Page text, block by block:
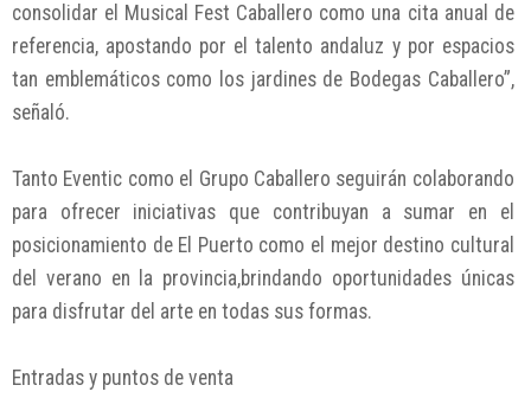
consolidar el Musical Fest Caballero como una cita anual de
referencia, apostando por el talento andaluz y por espacios
tan emblemáticos como los jardines de Bodegas Caballero”,
señaló.
Tanto Eventic como el Grupo Caballero seguirán colaborando
para ofrecer iniciativas que contribuyan a sumar en el
posicionamiento de El Puerto como el mejor destino cultural
del verano en la provincia,brindando oportunidades únicas
para disfrutar del arte en todas sus formas.
Entradas y puntos de venta